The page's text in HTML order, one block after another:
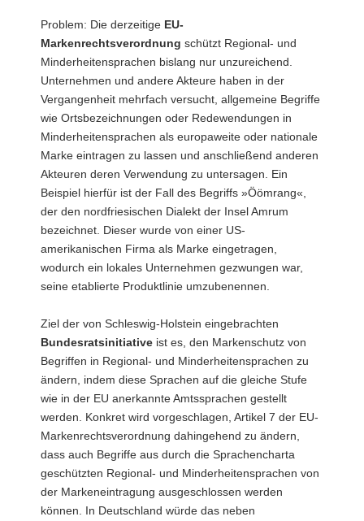
Problem: Die derzeitige EU-
Markenrechtsverordnung schützt Regional- und
Minderheitensprachen bislang nur unzureichend.
Unternehmen und andere Akteure haben in der
Vergangenheit mehrfach versucht, allgemeine Begriffe
wie Ortsbezeichnungen oder Redewendungen in
Minderheitensprachen als europaweite oder nationale
Marke eintragen zu lassen und anschließend anderen
Akteuren deren Verwendung zu untersagen. Ein
Beispiel hierfür ist der Fall des Begriffs »Öömrang«,
der den nordfriesischen Dialekt der Insel Amrum
bezeichnet. Dieser wurde von einer US-
amerikanischen Firma als Marke eingetragen,
wodurch ein lokales Unternehmen gezwungen war,
seine etablierte Produktlinie umzubenennen.
Ziel der von Schleswig-Holstein eingebrachten
Bundesratsinitiative ist es, den Markenschutz von
Begriffen in Regional- und Minderheitensprachen zu
ändern, indem diese Sprachen auf die gleiche Stufe
wie in der EU anerkannte Amtssprachen gestellt
werden. Konkret wird vorgeschlagen, Artikel 7 der EU-
Markenrechtsverordnung dahingehend zu ändern,
dass auch Begriffe aus durch die Sprachencharta
geschützten Regional- und Minderheitensprachen von
der Markeneintragung ausgeschlossen werden
können. In Deutschland würde das neben